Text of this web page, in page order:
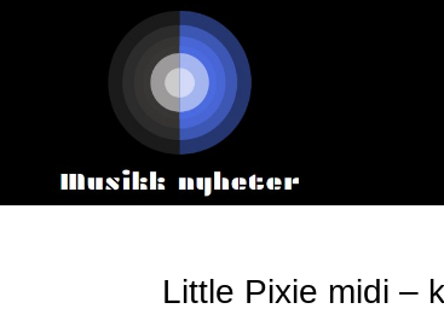
Little Pixie midi –